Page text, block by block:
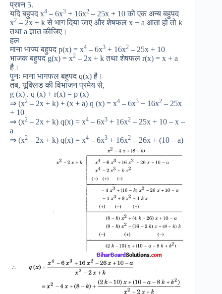
प्रश्न 5.
यदि बहुपद x4 – 6x3 + 16x2 – 25x + 10 को एक अन्य बहुपद
x2 – 2x + k से भाग दिया जाए और शेषफल x + a आता हो तो k
तथा a ज्ञात कीजिए।
हल
माना भाज्य बहुपद p(x) = x4 – 6x3 + 16x2 – 25x + 10
भाजक बहुपद g(x) = x2 – 2x + k तथा शेषफल r(x) = x + a
है।
पुनः माना भागफल बहुपद q(x) है।
तब, यूक्लिड की विभाजन प्रमेय से,
g (x) . q (x) + r(x) = p (x)
⇒ (x2 – 2x + k) + (x + a) q (x) = x4 – 6x3 + 16x2 – 25x
+ 10
⇒ (x2 – 2x + k) q(x) = x4 – 6x3 + 16x2 – 25x + 10 – x –
a
⇒ (x2 – 2x + k) q(x) = x4 – 6x3 + 16x2 – 26x + (10 – a)